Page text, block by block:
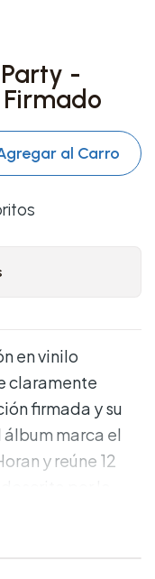
-
al Carro
en vinilo
claramente
firmada y su
marca el
y reúne 12
y
en
de 5"x7" le da